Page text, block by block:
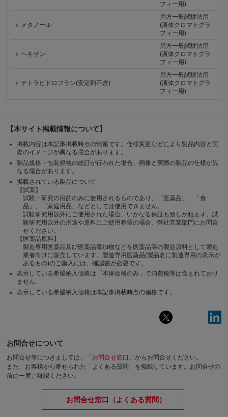
フィー用)
メタノール
局方一般試験法用
(液体クロマトグラ
フィー用)
ヘキサン
局方一般試験法用
(液体クロマトグラ
フィー用)
テトラヒドロフラン(安定剤不含)
局方一般試験法用
(液体クロマトグラ
フィー用)
【本サイト掲載情報について】
掲載内容は本記事掲載時点の情報です。仕様変更などにより製品内容と実
際のイメージが異なる場合があります。
製品規格・包装規格の改訂が行われた場合、画像と実際の製品の仕様が異
なる場合があります。
掲載されている製品について
【試薬】
試験・研究の目的のみに使用されるものであり、「医薬品」、「食
品」、「家庭用品」などとしては使用できません。
試験研究用以外にご使用された場合、いかなる保証も致しかねます。試
験研究用以外の用途や原料にご使用希望の場合、弊社営業部門にお問合
せください。
【医薬品原料】
製造専用医薬品及び医薬品添加物などを医薬品等の製造原料として製造
業者向けに販売しています。製造専用医薬品(製品名に製造専用の表示が
あるもの)のご購入には、確認書が必要です。
表示している希望納入価格は「本体価格のみ」で消費税等は含まれており
ません。
表示している希望納入価格は本記事掲載時点の価格です。
お問合せについて
お問合せ等につきましては、「 お問合せ窓口 」からお問合せください。
また、お客様から寄せられた「よくある質問」を掲載しています。お問合せの
前に一度ご確認ください。
お問合せ窓口（よくある質問）